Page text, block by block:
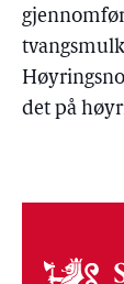
det på
Om